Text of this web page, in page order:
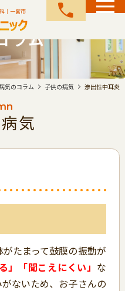
｜一宮市 call
ラム
気のコラム 子供の病気 滲出性中耳炎
気
たまって鼓膜の振動が
」「聞こえにくい」 な
ないため、お子さんの